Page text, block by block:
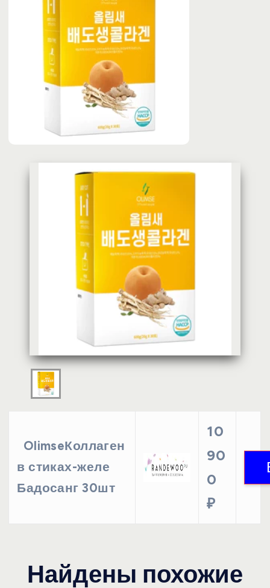
OlimseКоллаген
в стиках-желе
Бадосанг 30шт
10
90
0
₽
Найдены похожие